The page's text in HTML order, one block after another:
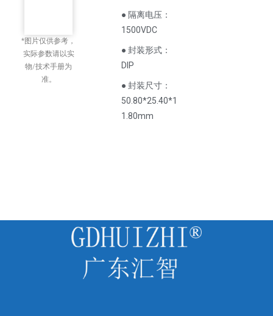
*图片仅供参考，
实际参数请以实
物/技术手册为
准。
● 隔离电压：
1500VDC
● 封装形式：
DIP
● 封装尺寸：
50.80*25.40*1
1.80mm